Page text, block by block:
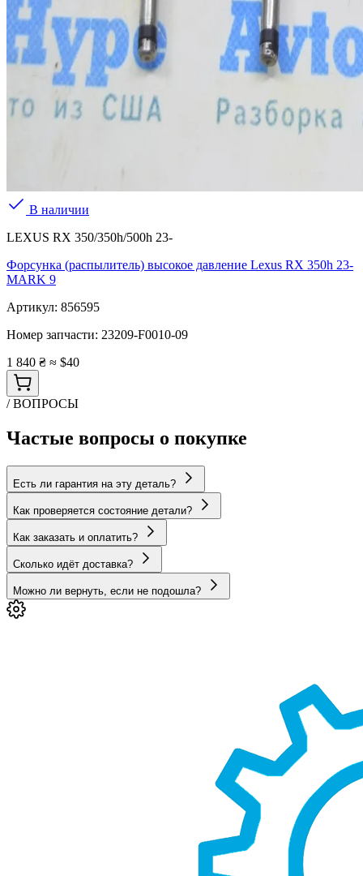
В наличии
LEXUS RX 350/350h/500h 23-
Форсунка (распылитель) высокое давление Lexus RX 350h 23-
MARK 9
Артикул: 856595
Номер запчасти: 23209-F0010-09
1 840 ₴ ≈ $40
/ ВОПРОСЫ
Частые вопросы о покупке
Есть ли гарантия на эту деталь?
Как проверяется состояние детали?
Как заказать и оплатить?
Сколько идёт доставка?
Можно ли вернуть, если не подошла?